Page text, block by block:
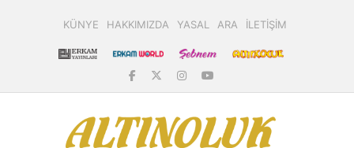
KÜNYE HAKKIMIZDA YASAL ARA İLETİŞİM